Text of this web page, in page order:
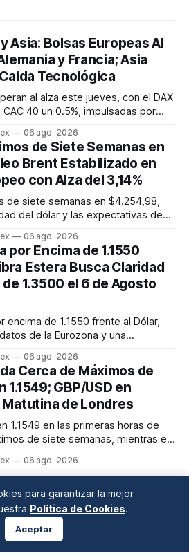
Asia: Bolsas Europeas Al
y Francia; Asia
Tecnológica
al alza este jueves, con el DAX
40 un 0.5%, impulsadas por
Asia cierra mixta; el Nikkei 225 y
debilidad tecnológica, mientras
06 ago. 2026
de Siete Semanas en
Brent Estabilizado en
con Alza del 3,14%
de siete semanas en $4.254,98,
del dólar y las expectativas de
por el acuerdo en Ormuz. El Gas
un 3,14% a 54,05 EUR/MWh.
06 ago. 2026
por Encima de 1.1550
Estera Busca Claridad
1.3500 el 6 de Agosto
encima de 1.1550 frente al Dólar,
de la Eurozona y una
1.1620. La Libra Esterlina, por su
de 1.3500 contra el
06 ago. 2026
Cerca de Máximos de
GBP/USD en
Matutina de Londres
1.1549 en las primeras horas de
de siete semanas, mientras el
1.3463. Ambos pares reflejan el
de riesgo y la debilidad del
06 ago. 2026
para garantizar la mejor
Política de Cookies.
Aceptar